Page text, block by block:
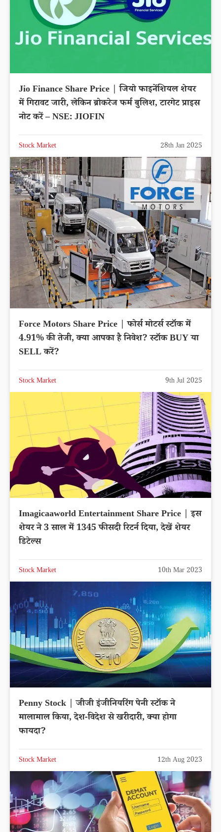
Jio Finance Share Price | जियो फाइनेंशियल शेयर
में गिरावट जारी, लेकिन ब्रोकरेज फर्म बुलिश, टारगेट प्राइस
नोट करें – NSE: JIOFIN
Stock Market 28th Jan 2025
Force Motors Share Price | फोर्स मोटर्स स्टॉक में
4.91% की तेजी, क्या आपका है निवेश? स्टॉक BUY या
SELL करें?
Stock Market 9th Jul 2025
Imagicaaworld Entertainment Share Price | इस
शेयर ने 3 साल में 1345 फीसदी रिटर्न दिया, देखें शेयर
डिटेल्स
Stock Market 10th Mar 2023
Penny Stock | जीजी इंजीनियरिंग पेनी स्टॉक ने
मालामाल किया, देश-विदेश से खरीदारी, क्या होगा
फायदा?
Stock Market 12th Aug 2023